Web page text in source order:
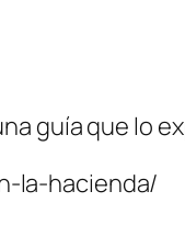
guía que lo
la-hacienda/